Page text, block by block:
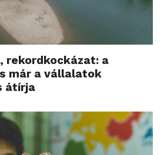
rekordkockázat: a
már a vállalatok
átírja